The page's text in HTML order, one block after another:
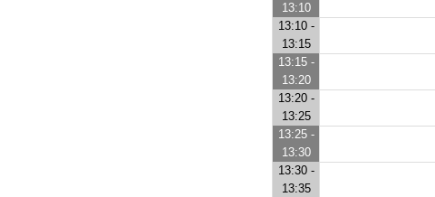
13:10
13:10 -
13:15
13:15 -
13:20
13:20 -
13:25
13:25 -
13:30
13:30 -
13:35